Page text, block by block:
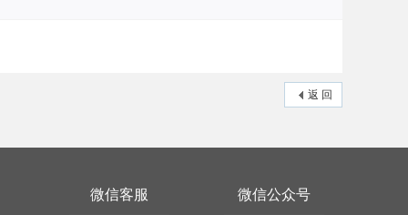
返 回
微信客服 微信公众号